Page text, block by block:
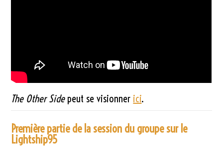
The Other Sidepeut se visionner ici.
Première partie de la session du groupe sur le
Lightship95